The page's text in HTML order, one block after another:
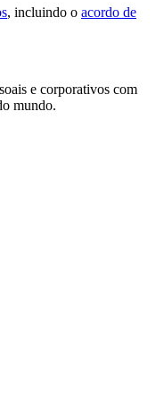
, incluindo o acordo de
e corporativos com
mundo.